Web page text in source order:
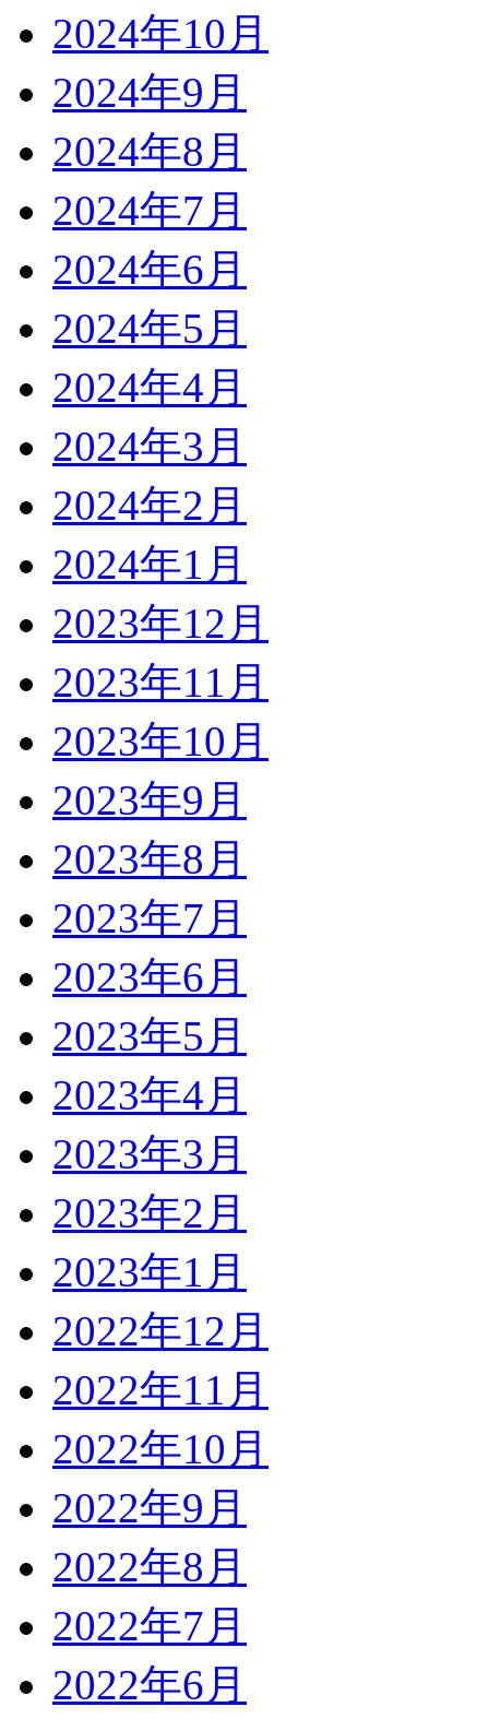
2024年10月
2024年9月
2024年8月
2024年7月
2024年6月
2024年5月
2024年4月
2024年3月
2024年2月
2024年1月
2023年12月
2023年11月
2023年10月
2023年9月
2023年8月
2023年7月
2023年6月
2023年5月
2023年4月
2023年3月
2023年2月
2023年1月
2022年12月
2022年11月
2022年10月
2022年9月
2022年8月
2022年7月
2022年6月